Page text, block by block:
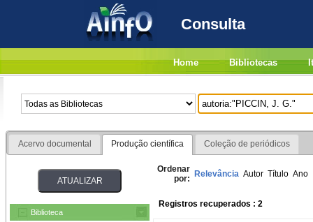
Consulta
Home Bibliotecas
Acervo documental Produção científica Coleção de periódicos
Biblioteca
Ordenar
por: Relevância Autor Título Ano
Registros recuperados : 2